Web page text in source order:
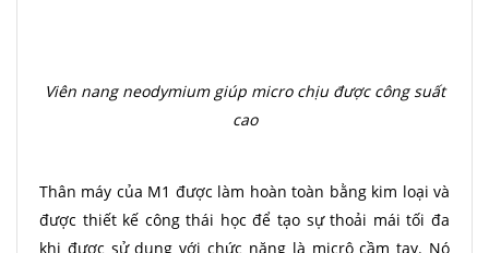
Viên nang neodymium giúp micro chịu được công suất
cao
Thân máy của M1 được làm hoàn toàn bằng kim loại và
được thiết kế công thái học để tạo sự thoải mái tối đa
khi được sử dụng với chức năng là micrô cầm tay. Nó